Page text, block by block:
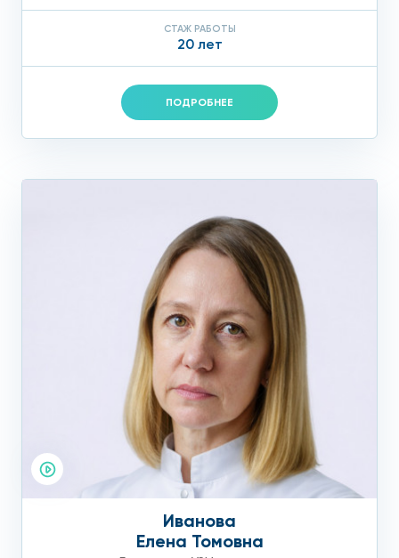
СТАЖ РАБОТЫ
20 лет
ПОДРОБНЕЕ
Иванова
Елена Томовна